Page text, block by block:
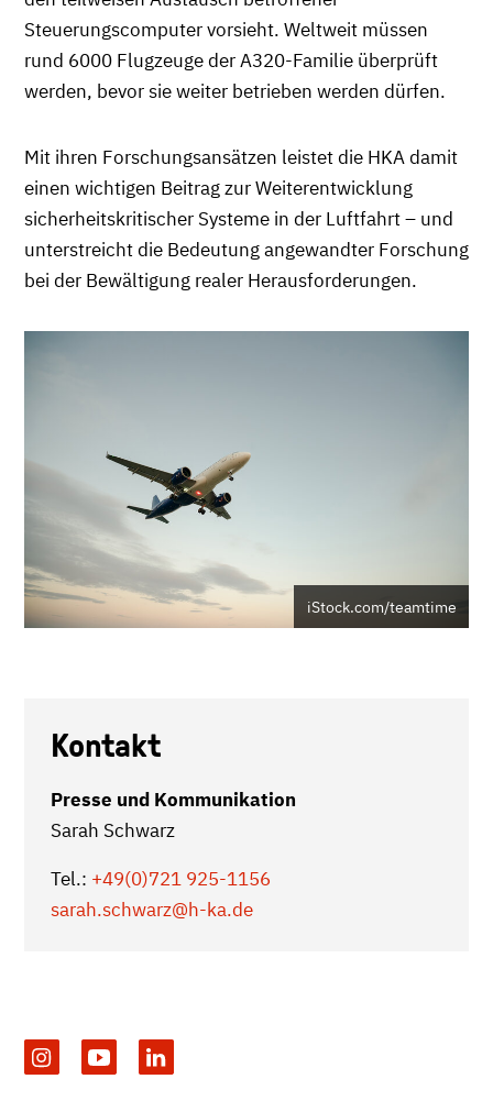
Steuerungscomputer vorsieht. Weltweit müssen
rund 6000 Flugzeuge der A320-Familie überprüft
werden, bevor sie weiter betrieben werden dürfen.
Mit ihren Forschungsansätzen leistet die HKA damit
einen wichtigen Beitrag zur Weiterentwicklung
sicherheitskritischer Systeme in der Luftfahrt – und
unterstreicht die Bedeutung angewandter Forschung
bei der Bewältigung realer Herausforderungen.
iStock.com/teamtime
Kontakt
Presse und Kommunikation
Sarah Schwarz
Tel.: +49(0)721 925-1156
sarah.schwarz@h-ka.de